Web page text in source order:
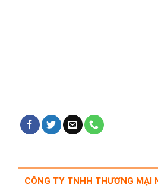
CÔNG TY TNHH THƯƠNG MẠI